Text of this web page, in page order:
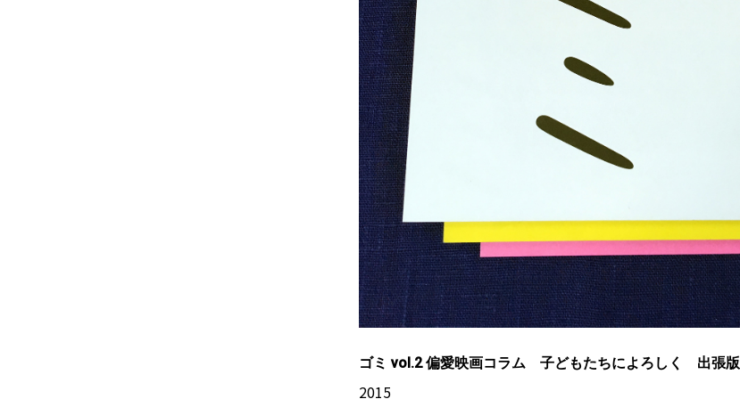
ゴミ vol.2 偏愛映画コラム 子どもたちによろしく 出張版
2015